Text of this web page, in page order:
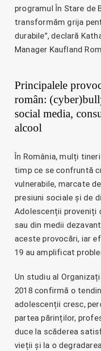
programul În Stare de
transformăm grija
durabile”, declară
Manager Kaufland
Principalele
român:
social media,
alcool
În România, mulți
timp ce se confruntă
vulnerabile, marcate
presiuni sociale și de
Adolescenții proveniți
sau din medii
aceste provocări, iar
19 au amplificat
Un studiu al
2018 confirmă o
adolescenții cresc,
partea părinților,
duce la scăderea
vieții și la o